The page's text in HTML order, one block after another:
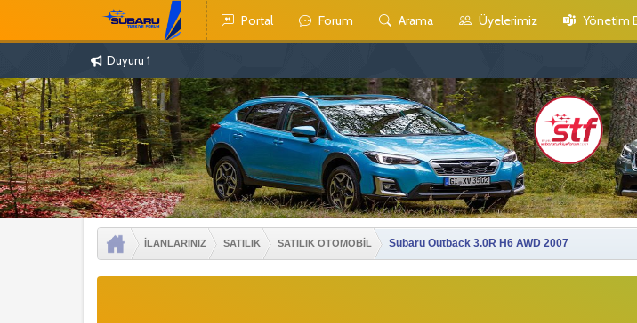
Portal Forum Arama Üyelerimiz Yönetim
Duyuru 1
İLANLARINIZ SATILIK SATILIK OTOMOBİL Subaru Outback 3.0R H6 AWD 2007